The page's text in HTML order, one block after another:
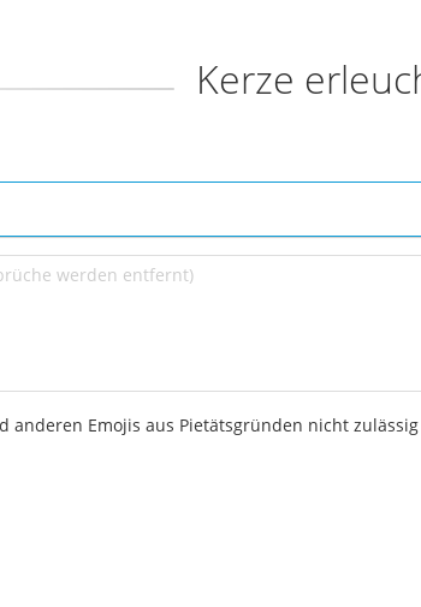
Kerze
anderen Emojis aus Pietätsgründen nicht